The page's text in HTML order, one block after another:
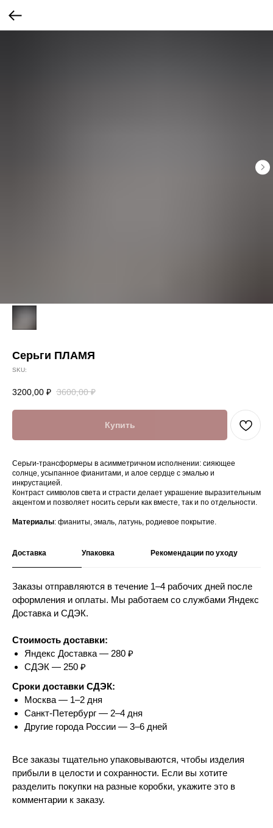
Серьги ПЛАМЯ
SKU:
3200,00 ₽ 3600,00 ₽
Купить
Серьги-трансформеры в асимметричном исполнении: сияющее
солнце, усыпанное фианитами, и алое сердце с эмалью и
инкрустацией.
Контраст символов света и страсти делает украшение выразительным
акцентом и позволяет носить серьги как вместе, так и по отдельности.
Материалы: фианиты, эмаль, латунь, родиевое покрытие.
Доставка Упаковка Рекомендации по уходу
Заказы отправляются в течение 1–4 рабочих дней после
оформления и оплаты. Мы работаем со службами Яндекс
Доставка и СДЭК.
Стоимость доставки:
Яндекс Доставка — 280 ₽
СДЭК — 250 ₽
Сроки доставки СДЭК:
Москва — 1–2 дня
Санкт-Петербург — 2–4 дня
Другие города России — 3–6 дней
Все заказы тщательно упаковываются, чтобы изделия
прибыли в целости и сохранности. Если вы хотите
разделить покупки на разные коробки, укажите это в
комментарии к заказу.